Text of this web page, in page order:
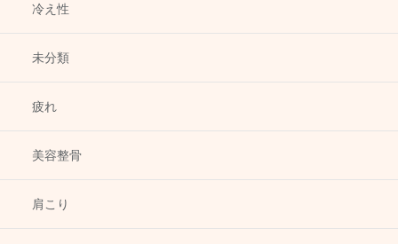
冷え性
未分類
疲れ
美容整骨
肩こり